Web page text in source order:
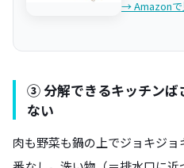
→ Amazonで
③ 分解できるキッチンば
ない
肉も野菜も鍋の上でジョキジ